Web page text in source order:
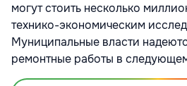
могут стоить несколько
технико-экономическим
Муниципальные власти
ремонтные работы в